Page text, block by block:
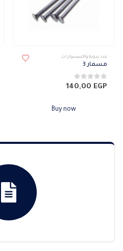
عدد يدوية وأكسسوارات
مسمار 3
0من 5 140,00 EGP
Buy now